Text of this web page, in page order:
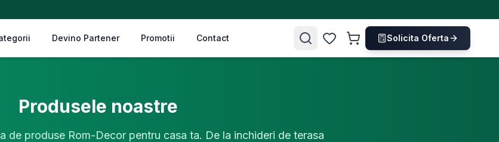
Devino Partener Promotii Contact Solicita Oferta
Produsele noastre
de produse Rom-Decor pentru casa ta. De la inchideri de terasa